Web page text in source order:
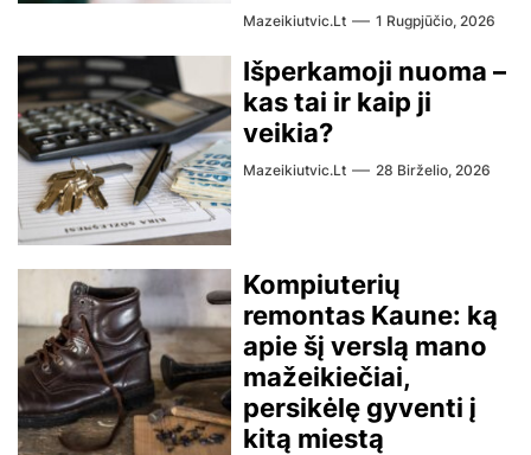
Mazeikiutvic.lt 1 Rugpjūčio, 2026
Išperkamoji nuoma –
kas tai ir kaip ji
veikia?
Mazeikiutvic.lt 28 Birželio, 2026
Kompiuterių
remontas Kaune: ką
apie šį verslą mano
mažeikiečiai,
persikėlę gyventi į
kitą miestą